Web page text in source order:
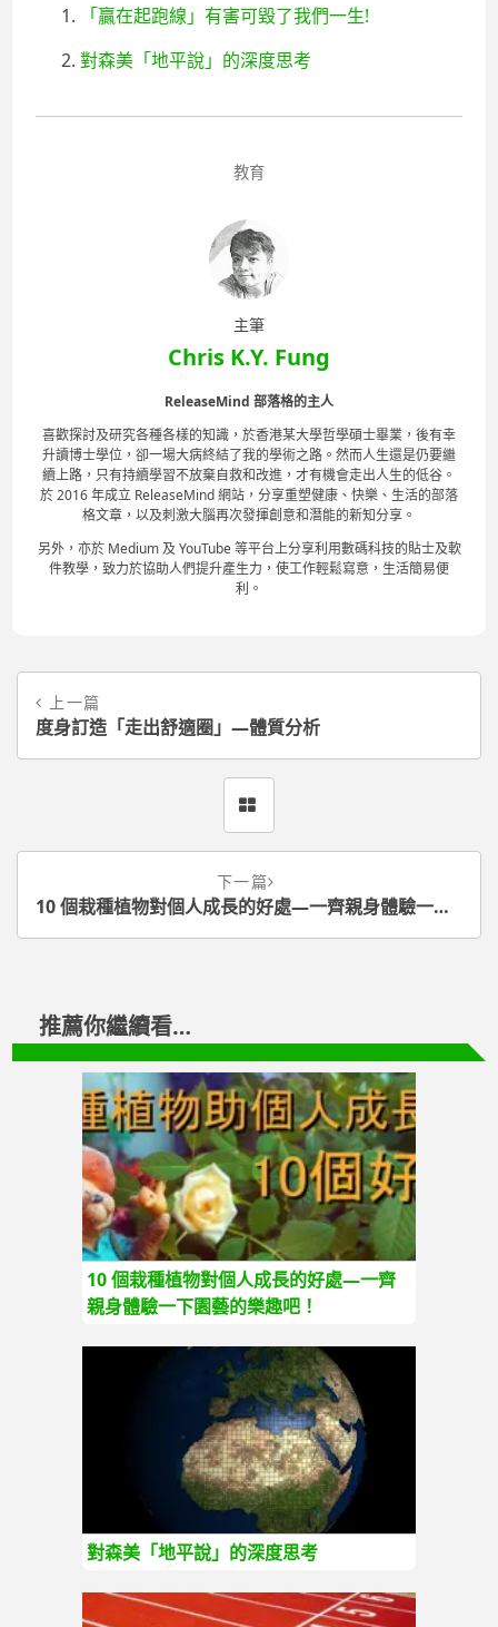
「贏在起跑線」有害可毀了我們一生!
對森美「地平說」的深度思考
教育
主筆
Chris K.Y. Fung
ReleaseMind 部落格的主人
喜歡探討及研究各種各樣的知識，於香港某大學哲學碩士畢業，後有幸
升讀博士學位，卻一場大病終結了我的學術之路。然而人生還是仍要繼
續上路，只有持續學習不放棄自救和改進，才有機會走出人生的低谷。
於 2016 年成立 ReleaseMind 網站，分享重塑健康、快樂、生活的部落
格文章，以及刺激大腦再次發揮創意和潛能的新知分享。
另外，亦於 Medium 及 YouTube 等平台上分享利用數碼科技的貼士及軟
件教學，致力於協助人們提升產生力，使工作輕鬆寫意，生活簡易便
利。
上一篇
度身訂造「走出舒適圈」—體質分析
下一篇
10 個栽種植物對個人成長的好處—一齊親身體驗一下園藝的樂趣吧！
推薦你繼續看…
10 個栽種植物對個人成長的好處—一齊
親身體驗一下園藝的樂趣吧！
對森美「地平說」的深度思考